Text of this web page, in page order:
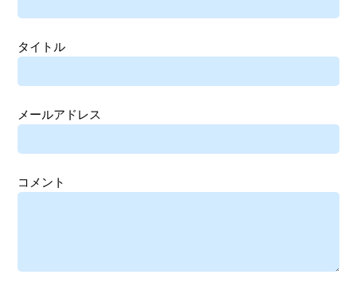
タイトル
メールアドレス
コメント